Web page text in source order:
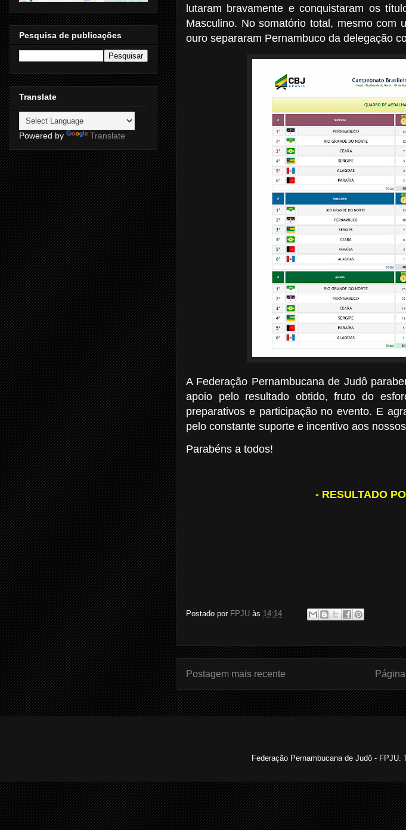
lutaram bravamente e conquistaram os
Masculino. No somatório total, mesmo com
ouro separaram Pernambuco da delegação
A Federação Pernambucana de Judô
apoio pelo resultado obtido, fruto do
preparativos e participação no evento. E
pelo constante suporte e incentivo aos
Parabéns a todos!
- RESULTADO
Postado por FPJU às 14:14
Postagem mais recente
Pesquisa de publicações
Translate
Powered by Translate
Federação Pernambucana de Judô -